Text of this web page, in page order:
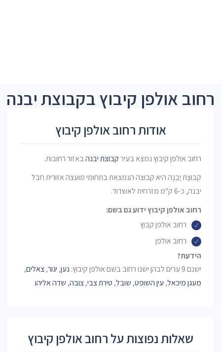
רחוב אולפן קיבוץ בקבוצת יבנה
אודות רחוב אולפן קיבוץ
רחוב אולפן קיבוץ נמצא בעירקבוצת יבנהבאזור רחובות.
קְבוּצַת יַבְנֶה היא קבוצה הנמצאת בתחומי מועצה אזורית חבל
יבנה, כ-6 ק"מ מזרחית לאשדוד.
רחוב אולפן קיבוץ ידוע גם בשם:
רחוב אולפן קבוץ
רחוב אולפן
הידעת?
ישנם 9 ערים לבהן ישנו רחוב בשם אולפן קיבוץ:
נען, יגור,צאלים,
מעגן מיכאל, עין השופט, שובל, טירת צבי,צובה, שדה אליהו.
שאלות נפוצות על רחוב אולפן קיבוץ